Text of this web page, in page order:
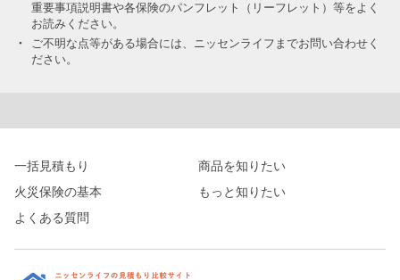
重要事項説明書や各保険のパンフレット（リーフレット）等をよく
お読みください。
・
ご不明な点等がある場合には、ニッセンライフまでお問い合わせく
ださい。
一括見積もり
商品を知りたい
火災保険の基本
もっと知りたい
よくある質問